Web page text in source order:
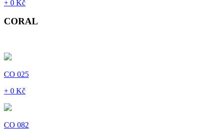
+ 0 Kč
CORAL
CO 025
+ 0 Kč
CO 082